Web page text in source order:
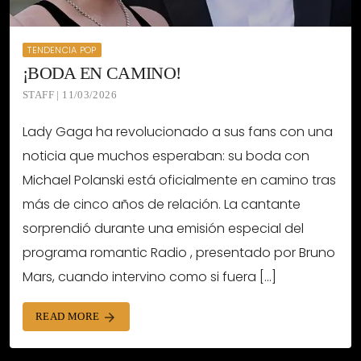
TENDENCIA POP
¡BODA EN CAMINO!
STAFF | 11/03/2026
Lady Gaga ha revolucionado a sus fans con una
noticia que muchos esperaban: su boda con
Michael Polanski está oficialmente en camino tras
más de cinco años de relación. La cantante
sorprendió durante una emisión especial del
programa romantic Radio , presentado por Bruno
Mars, cuando intervino como si fuera […]
READ MORE arrow_forward